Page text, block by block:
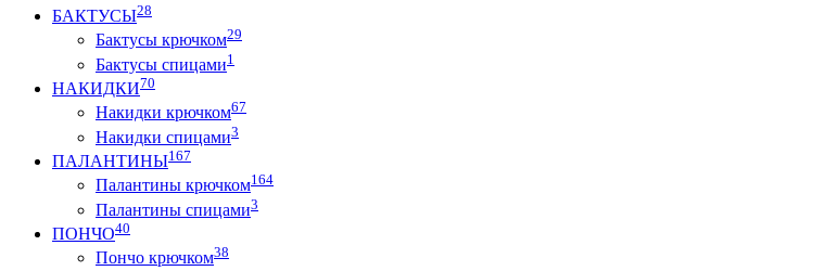
БАКТУСЫ28
Бактусы крючком29
Бактусы спицами1
НАКИДКИ70
Накидки крючком67
Накидки спицами3
ПАЛАНТИНЫ167
Палантины крючком164
Палантины спицами3
ПОНЧО40
Пончо крючком38